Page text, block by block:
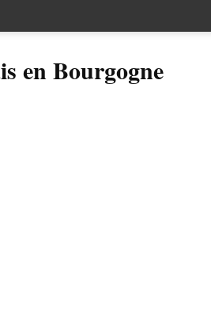
en Bourgogne